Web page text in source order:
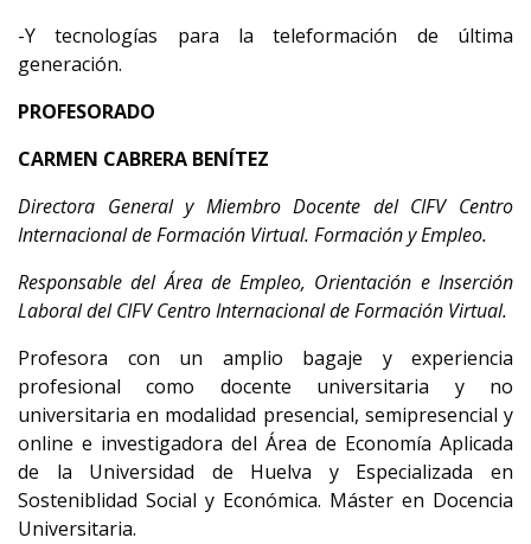
-Y tecnologías para la teleformación de última
generación.
PROFESORADO
CARMEN CABRERA BENÍTEZ
Directora General y Miembro Docente del CIFV Centro
Internacional de Formación Virtual. Formación y Empleo.
Responsable del Área de Empleo, Orientación e Inserción
Laboral del CIFV Centro Internacional de Formación Virtual.
Profesora con un amplio bagaje y experiencia
profesional como docente universitaria y no
universitaria en modalidad presencial, semipresencial y
online e investigadora del Área de Economía Aplicada
de la Universidad de Huelva y Especializada en
Sosteniblidad Social y Económica. Máster en Docencia
Universitaria.